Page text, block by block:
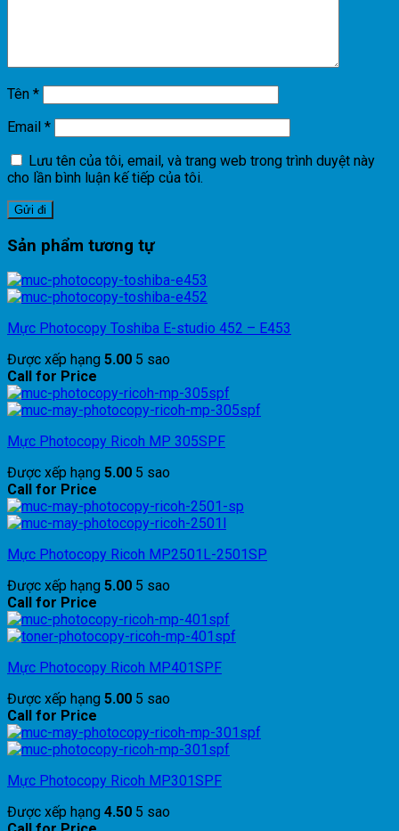
Tên *
Email *
Lưu tên của tôi, email, và trang web trong trình duyệt này
cho lần bình luận kế tiếp của tôi.
Sản phẩm tương tự
Mực Photocopy Toshiba E-studio 452 – E453
Được xếp hạng 5.00 5 sao
Call for Price
Mực Photocopy Ricoh MP 305SPF
Được xếp hạng 5.00 5 sao
Call for Price
Mực Photocopy Ricoh MP2501L-2501SP
Được xếp hạng 5.00 5 sao
Call for Price
Mực Photocopy Ricoh MP401SPF
Được xếp hạng 5.00 5 sao
Call for Price
Mực Photocopy Ricoh MP301SPF
Được xếp hạng 4.50 5 sao